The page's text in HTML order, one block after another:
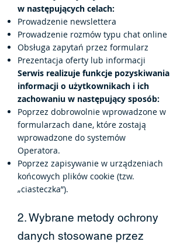
w następujących celach:
Prowadzenie newslettera
Prowadzenie rozmów typu chat online
Obsługa zapytań przez formularz
Prezentacja oferty lub informacji
Serwis realizuje funkcje pozyskiwania
informacji o użytkownikach i ich
zachowaniu w następujący sposób:
Poprzez dobrowolnie wprowadzone w
formularzach dane, które zostają
wprowadzone do systemów
Operatora.
Poprzez zapisywanie w urządzeniach
końcowych plików cookie (tzw.
„ciasteczka”).
2. Wybrane metody ochrony
danych stosowane przez